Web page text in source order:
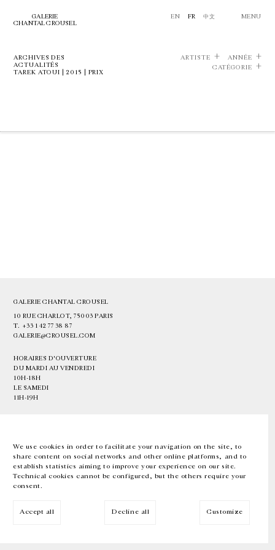
We use cookies in order to facilitate your navigation on the site, to
share content on social networks and other online platforms, and to
establish statistics aiming to improve your experience on our site.
Technical cookies cannot be configured, but the others require your
consent.
Accept all Decline all Customize
GALERIE
CHANTAL CROUSEL
EN FR 中文 MENU
ARCHIVES DES
ACTUALITÉS
TAREK ATOUI | 2015 | PRIX
ARTISTE
ANNÉE
CATÉGORIE
GALERIE CHANTAL CROUSEL
10 RUE CHARLOT, 75003 PARIS
T. +33 1 42 77 38 87
GALERIE@CROUSEL.COM
HORAIRES D'OUVERTURE
DU MARDI AU VENDREDI
10H-18H
LE SAMEDI
11H-19H
EN FR 中文 Facebook Instagram
Inscrivez-vous à notre newsletter